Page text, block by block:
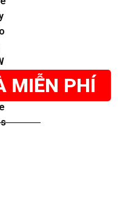
MIỄN PHÍ